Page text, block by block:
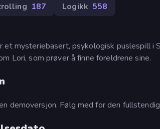
187 Logikk 558
et mysteriebasert, psykologisk puslespill
Lori, som prøver å finne foreldrene sine.
demoversjon. Følg med for den